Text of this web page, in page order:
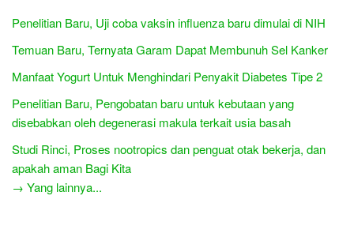
Penelitian Baru, Uji coba vaksin influenza baru dimulai di NIH
Temuan Baru, Ternyata Garam Dapat Membunuh Sel Kanker
Manfaat Yogurt Untuk Menghindari Penyakit Diabetes Tipe 2
Penelitian Baru, Pengobatan baru untuk kebutaan yang
disebabkan oleh degenerasi makula terkait usia basah
Studi Rinci, Proses nootropics dan penguat otak bekerja, dan
apakah aman Bagi Kita
→ Yang lainnya...